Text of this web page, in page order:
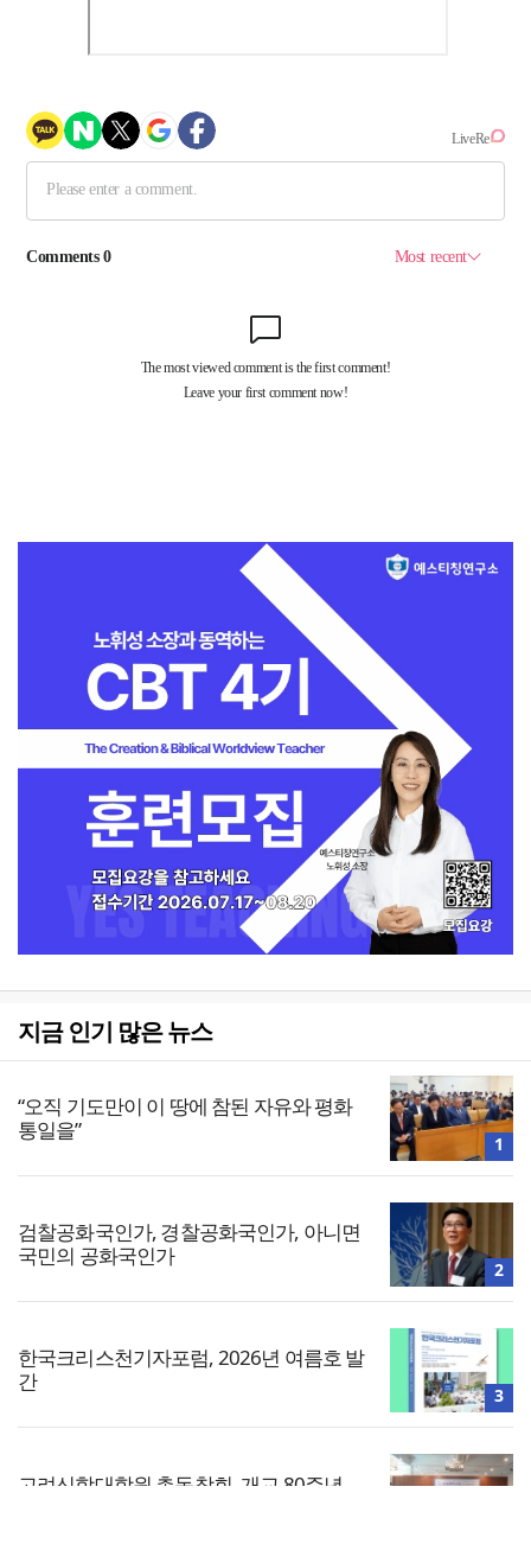
지금 인기 많은 뉴스
“오직 기도만이 이 땅에 참된 자유와 평화
통일을”
1
검찰공화국인가, 경찰공화국인가, 아니면
국민의 공화국인가
2
한국크리스천기자포럼, 2026년 여름호 발
간
3
고려신학대학원 총동창회, 개교 80주년